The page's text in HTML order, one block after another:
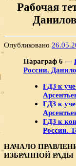
Рабочая
Опубликовано
Параграф 6 —
России.
ГДЗ к
ГДЗ к
ГДЗ к
России.
НАЧАЛО
ИЗБРАННОЙ РАДЫ